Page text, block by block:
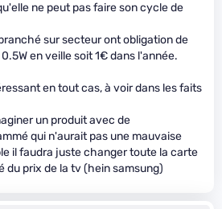
ne peut pas faire son cycle de
sur secteur ont obligation de
en veille soit 1€ dans l'année.
en tout cas, à voir dans les faits
un produit avec de
qui n'aurait pas une mauvaise
il faudra juste changer toute la carte
du prix de la tv (hein samsung)